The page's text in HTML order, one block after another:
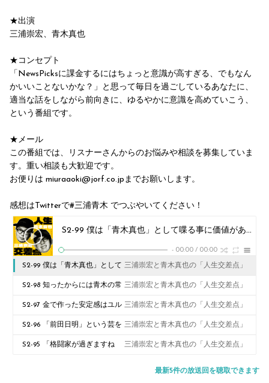
★出演
三浦崇宏、青木真也
★コンセプト
「NewsPicksに課金するにはちょっと意識が高すぎる、でもなん
かいいことないかな？」と思って毎日を過ごしているあなたに、
適当な話をしながら前向きに、ゆるやかに意識を高めていこう、
という番組です。
★メール
この番組では、リスナーさんからのお悩みや相談を募集していま
す。重い相談も大歓迎です。
お便りは miuraaoki@jorf.co.jp⁠までお願いします。
感想はTwitterで#三浦青木 でつぶやいてください！
S2-99 僕は「青木真也」として喋る事に価値がある【最終回】
- 00:00 / 00:00
S2-99 僕は「青木真也」として
喋る事に価値がある【最終回】
三浦崇宏と青木真也の「人生交差点」
S2-98 知ったからには青木の常
識として仕掛けるしかない
三浦崇宏と青木真也の「人生交差点」
S2-97 金で作った安定感はユル
くて弱い
三浦崇宏と青木真也の「人生交差点」
S2-96 「前田日明」という芸を
やりきる
三浦崇宏と青木真也の「人生交差点」
S2-95 「格闘家が過ぎますね 三浦崇宏と青木真也の「人生交差点」
最新5件の放送回を聴取できます